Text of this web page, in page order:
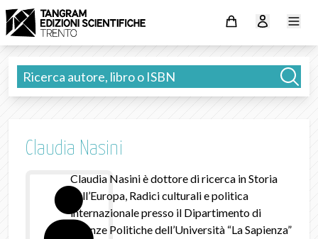
Claudia Nasini
Claudia Nasini è dottore di ricerca in Storia
dell’Europa, Radici culturali e politica
internazionale presso il Dipartimento di
Scienze Politiche dell’Università “La Sapienza”